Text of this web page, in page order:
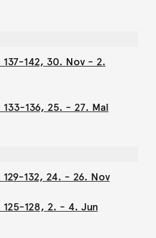
142, 30. Nov - 2.
136, 25. - 27. Mai
132, 24. - 26. Nov
128, 2. - 4. Jun